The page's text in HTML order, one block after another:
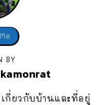
BY
กี่ยวกับบ้านและที่อยู่